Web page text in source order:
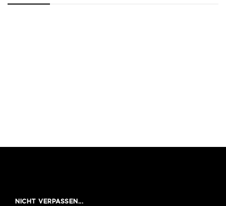
NICHT VERPASSEN...